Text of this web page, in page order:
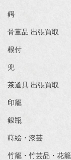
鍔
骨董品 出張買取
根付
兜
茶道具 出張買取
印籠
銀瓶
蒔絵・漆芸
竹籠・竹芸品・花籠